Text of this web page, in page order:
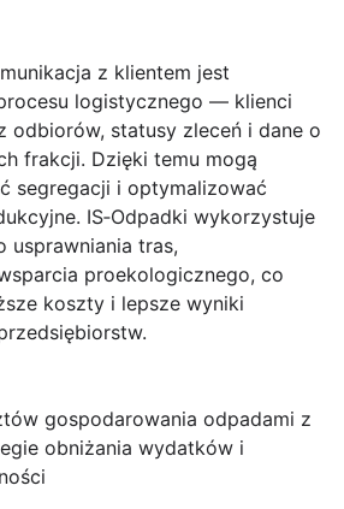
z klientem jest
logistycznego — klienci
odbiorów, statusy zleceń i dane o
frakcji. Dzięki temu mogą
segregacji i optymalizować
IS‑Odpadki wykorzystuje
usprawniania tras,
proekologicznego, co
koszty i lepsze wyniki
gospodarowania odpadami z
obniżania wydatków i